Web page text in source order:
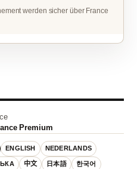
werden sicher über France
Premium
ENGLISH NEDERLANDS
中文 日本語 한국어